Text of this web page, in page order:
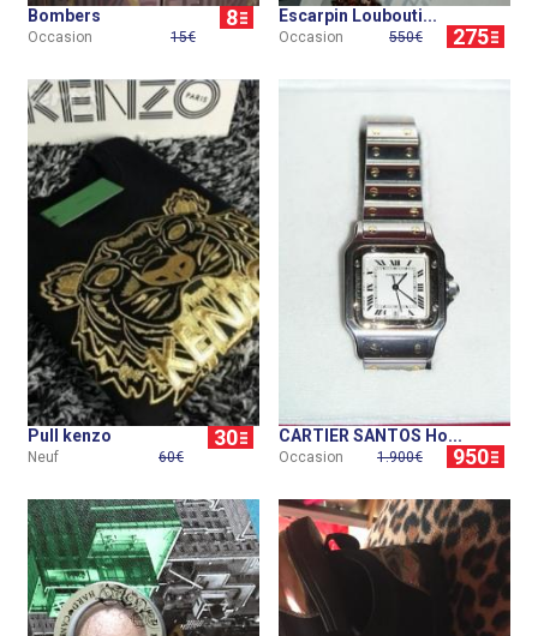
Bombers 8
Occasion 15€
Escarpin Loubouti...
275
Occasion 550€
Pull kenzo 30
Neuf 60€
CARTIER SANTOS Ho...
950
Occasion 1.900€